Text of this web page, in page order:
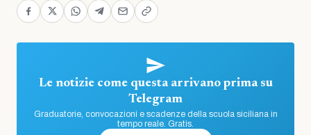
Le notizie come questa arrivano prima su
Telegram
Graduatorie, convocazioni e scadenze della scuola siciliana in
tempo reale. Gratis.